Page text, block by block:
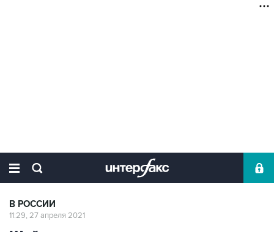
В РОССИИ
11:29, 27 апреля 2021